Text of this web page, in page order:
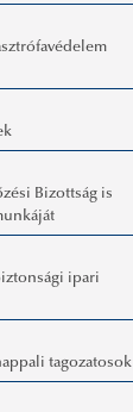
Bizottság is
ipari
tagozatosok